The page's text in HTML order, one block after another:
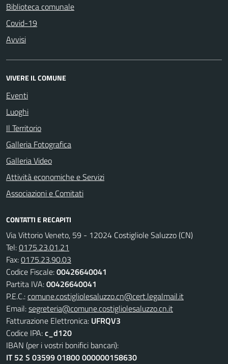
Biblioteca comunale
Covid-19
Avvisi
VIVERE IL COMUNE
Eventi
Luoghi
Il Territorio
Galleria Fotografica
Galleria Video
Attività economiche e Servizi
Associazioni e Comitati
CONTATTI E RECAPITI
Via Vittorio Veneto, 59 - 12024 Costigliole Saluzzo (CN)
Tel:0175.23.01.21
Fax:0175.23.90.03
Codice Fiscale:00426640041
Partita IVA:00426640041
P.E.C.:comune.costigliolesaluzzo.cn@cert.legalmail.it
Email:segreteria@comune.costigliolesaluzzo.cn.it
Fatturazione Elettronica: UFRQV3
Codice IPA:c_d120
IBAN (per i vostri bonifici bancari):
IT 52 S 03599 01800 000000158630